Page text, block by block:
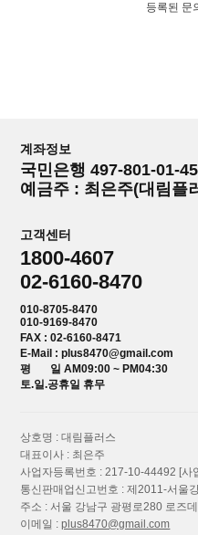
등록된 문
계좌정보
국민은행 497-801-01-
예금주 : 최은주(대림플
고객센터
1800-4607
02-6160-8470
010-8705-8470
010-9169-8470
FAX : 02-6160-8471
E-Mail : plus8470@gmail.com
평 일 AM09:00 ~ PM04:30
토.일.공휴일 휴무
상호명 : 대림플러스
대표이사 : 최은주
사업자등록번호 : 217-10-44492 [사
통신판매업신고번호 : 제2011-서울
주소 : 서울 강남구 광평로280 로즈
이메일 :plus8470@gmail.com